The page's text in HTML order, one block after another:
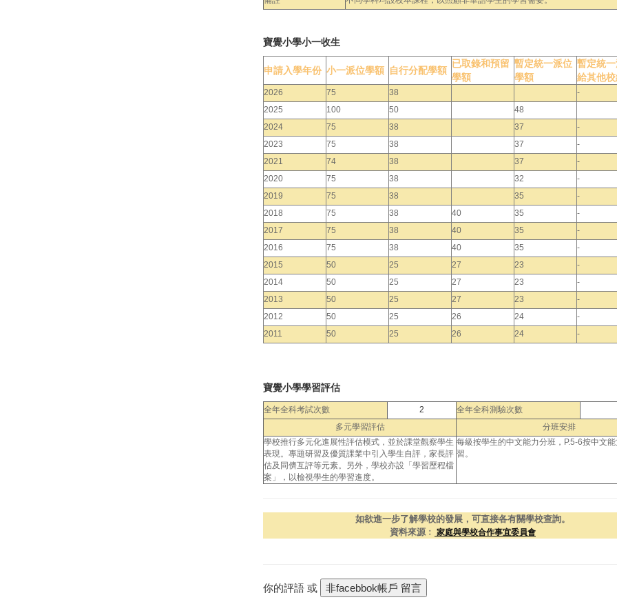
寶覺小學小一收生
申請入學年份 小一派位學額 自行分配學額
已取錄和預留
學額
暫定統一派位
學額
暫定統
給其他
2026 75 38
-
2025
100 50
48
2024
75 38 37
-
2023
75 38 37
-
2021
74 38 37
-
2020
75 38 32
-
2019
75 38 35
-
2018
75 38 40 35
-
2017
75 38 40 35
-
2016
75 38 40 35
-
2015
50 25 27 23
-
2014
50 25 27 23
-
2013
50 25 27 23
-
2012
50 25 26 24
-
2011
50 25 26 24 -
寶覺小學學習評估
全年全科考試次數 2 全年全科測驗次數
多元學習評估
分班安排
學校推行多元化進展性評估模式，並於課堂觀察學生
表現。專題研習及優質課業中引入學生自評，家長評
估及同儕互評等元素。另外，學校亦設「學習歷程檔
案」，以檢視學生的學習進度。
每級按學生的中文能力分班，P.5-6按中文
習。
如欲進一步了解學校的發展，可直接各有關學校查詢。
資料來源﹕ 家庭與學校合作事宜委員會
你的評語 或